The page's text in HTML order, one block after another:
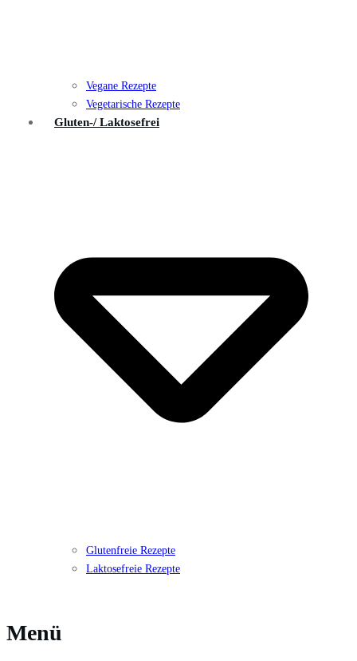
Vegane Rezepte
Vegetarische Rezepte
Gluten-/ Laktosefrei
Glutenfreie Rezepte
Laktosefreie Rezepte
Menü